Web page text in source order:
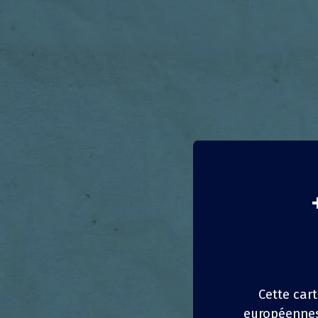
Portugal
Cette